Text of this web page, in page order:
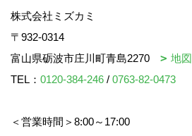
株式会社ミズカミ
〒932-0314
富山県砺波市庄川町青島2270
地図
TEL： 0120-384-246 / 0763-82-0473
＜営業時間＞8:00～17:00